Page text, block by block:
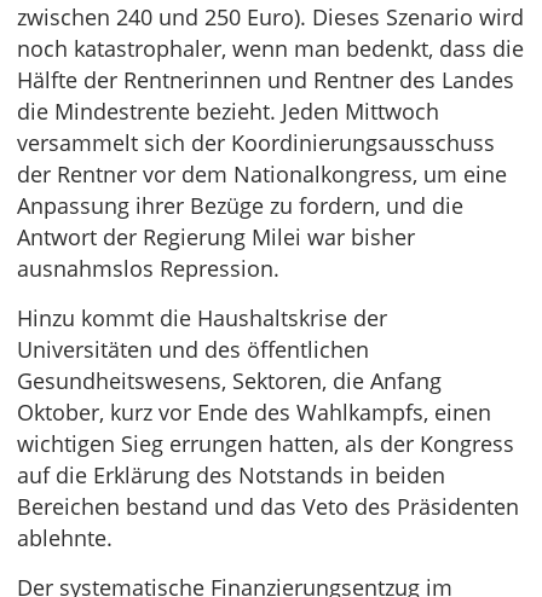
zwischen 240 und 250 Euro). Dieses Szenario wird
noch katastrophaler, wenn man bedenkt, dass die
Hälfte der Rentnerinnen und Rentner des Landes
die Mindestrente bezieht. Jeden Mittwoch
versammelt sich der Koordinierungsausschuss
der Rentner vor dem Nationalkongress, um eine
Anpassung ihrer Bezüge zu fordern, und die
Antwort der Regierung Milei war bisher
ausnahmslos Repression.
Hinzu kommt die Haushaltskrise der
Universitäten und des öffentlichen
Gesundheitswesens, Sektoren, die Anfang
Oktober, kurz vor Ende des Wahlkampfs, einen
wichtigen Sieg errungen hatten, als der Kongress
auf die Erklärung des Notstands in beiden
Bereichen bestand und das Veto des Präsidenten
ablehnte.
Der systematische Finanzierungsentzug im